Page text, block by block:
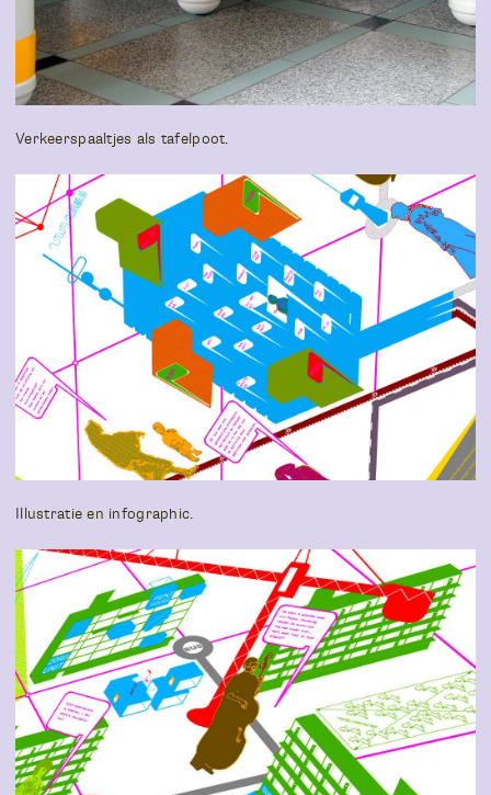
Verkeerspaaltjes als tafelpoot.
Illustratie en infographic.